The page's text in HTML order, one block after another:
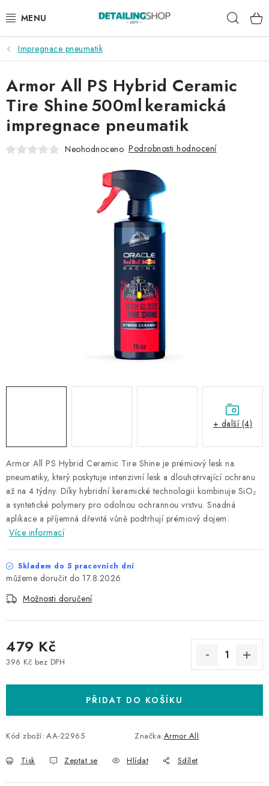
na
AKCE
NOVINKY
EXTERIÉR
INTERIÉR
DÁRKOVÉ SADY A POUKAZY
Impregnace pneumatik
Armor All PS Hybrid Ceramic Tire Shine je prémiový lesk na
pneumatiky, který poskytuje intenzivní lesk a dlouhotrvající ochranu
až na 4 týdny. Díky hybridní keramické technologii kombinuje SiO₂
a syntetické polymery pro odolnou ochrannou vrstvu. Snadná
aplikace a příjemná dřevitá vůně podtrhují prémiový dojem.
Více informací
Skladem do 5 pracovních dní
17.8.2026
Možnosti doručení
479 Kč
396 Kč bez DPH
PŘIDAT DO KOŠÍKU
Kód zboží: AA-22965 Značka:Armor All
Tisk Zeptat se Hlídat Sdílet
Armor All PS Hybrid Ceramic
Tire Shine 500ml keramická
impregnace pneumatik
Neohodnoceno Podrobnosti hodnocení
+ další (4)